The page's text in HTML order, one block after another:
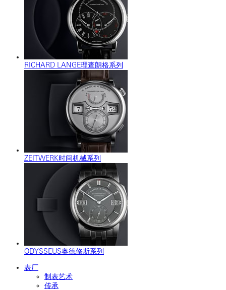
RICHARD LANGE理查朗格系列
ZEITWERK时间机械系列
ODYSSEUS奥德修斯系列
表厂
制表艺术
传承